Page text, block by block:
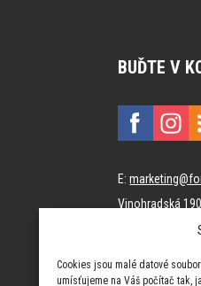
Cookies jsou malé datové
umísťujeme na Váš počítač tak,
BUĎTE V
E:
Vinohradská